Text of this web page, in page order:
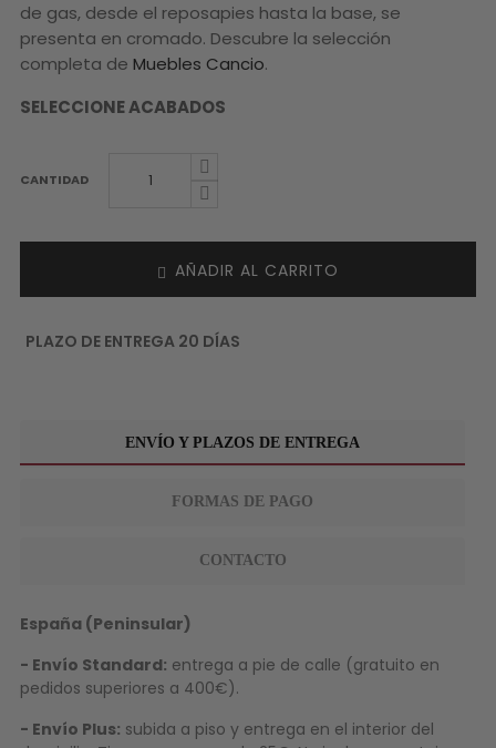
de gas, desde el reposapies hasta la base, se
presenta en cromado. Descubre la selección
completa de Muebles Cancio.
SELECCIONE ACABADOS
CANTIDAD
AÑADIR AL CARRITO
PLAZO DE ENTREGA 20 DÍAS
ENVÍO Y PLAZOS DE ENTREGA
FORMAS DE PAGO
CONTACTO
España (Peninsular)
- Envío Standard: entrega a pie de calle (gratuito en
pedidos superiores a 400€).
- Envío Plus: subida a piso y entrega en el interior del